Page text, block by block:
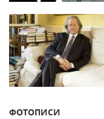
ФОТОПИСИ